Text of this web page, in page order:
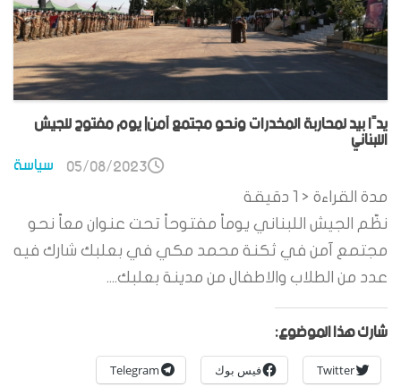
يدًا بيد لمحاربة المخدرات ونحو مجتمع آمن| يوم مفتوح للجيش
اللبناني
سياسة 05/08/2023
مدة القراءة < 1
دقيقة
نظّم الجيش اللبناني يوماً مفتوحاً تحت عنوان معاً نحو
مجتمع آمن في ثكنة محمد مكي في بعلبك شارك فيه
عدد من الطلاب والاطفال من مدينة بعلبك....
شارك هذا الموضوع:
Twitter فيس بوك Telegram